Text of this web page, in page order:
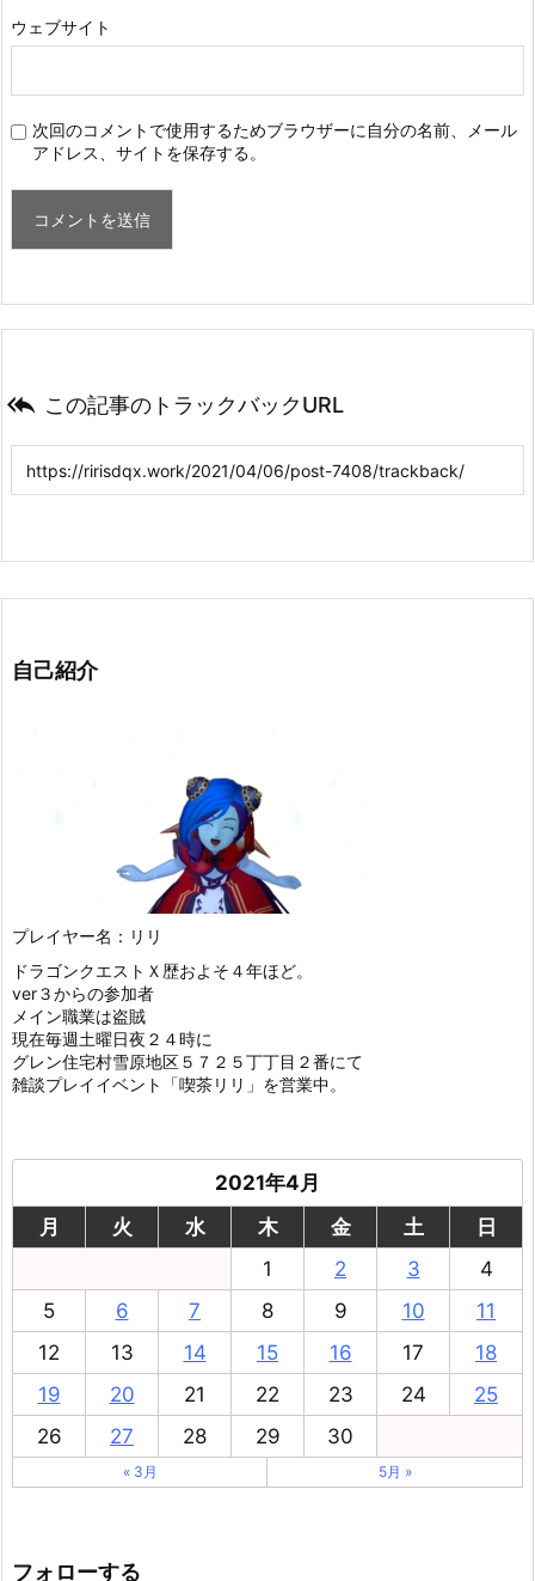
ウェブサイト
次回のコメントで使用するためブラウザーに自分の名前、メール
アドレス、サイトを保存する。
 この記事のトラックバックURL
自己紹介
プレイヤー名：リリ
ドラゴンクエストＸ歴およそ４年ほど。
ver３からの参加者
メイン職業は盗賊
現在毎週土曜日夜２４時に
グレン住宅村雪原地区５７２５丁丁目２番にて
雑談プレイイベント「喫茶リリ」を営業中。
2021年4月
月
火 水 木 金 土
日
1
2 3
4
5
6 7 8 9 10
11
12
13 14 15 16 17
18
19
20 21 22 23 24
25
26
27 28 29 30
« 3月 5月 »
フォローする